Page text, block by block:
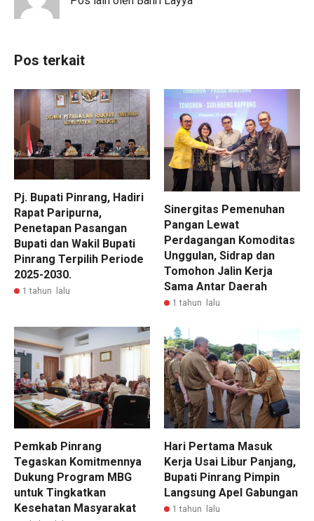
Pos terkait
Pj. Bupati Pinrang, Hadiri
Rapat Paripurna,
Penetapan Pasangan
Bupati dan Wakil Bupati
Pinrang Terpilih Periode
2025-2030.
1 tahun lalu
Sinergitas Pemenuhan
Pangan Lewat
Perdagangan Komoditas
Unggulan, Sidrap dan
Tomohon Jalin Kerja
Sama Antar Daerah
1 tahun lalu
Pemkab Pinrang
Tegaskan Komitmennya
Dukung Program MBG
untuk Tingkatkan
Kesehatan Masyarakat
Hari Pertama Masuk
Kerja Usai Libur Panjang,
Bupati Pinrang Pimpin
Langsung Apel Gabungan
1 tahun lalu